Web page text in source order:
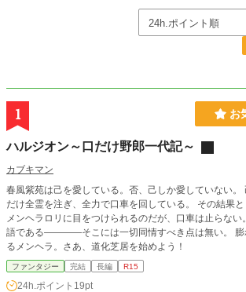
1 お
ハルジオン～口だけ野郎一代記～
カブキマン
春風紫苑は己を愛している。否、己しか愛していない。
だけ全霊を注ぎ、全力で口車を回している。 その結果
メンヘラロリに目をつけられるのだが、口車は止らない
語である――――そこには一切同情すべき点は無い。 膨
るメンヘラ。さあ、道化芝居を始めよう！
ファンタジー 完結 長編 R15
24h.ポイント 19pt